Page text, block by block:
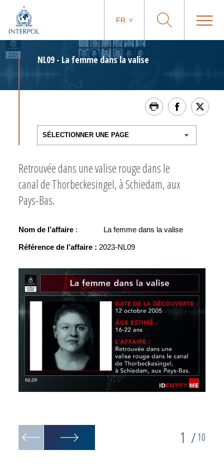
FR
NL09 - La femme dans la valise
Retrouvée dans une valise rouge dans le
canal de Thorbeckesingel, à Schiedam, aux
Pays-Bas.
Nom de l’affaire : La femme dans la valise
Référence de l’affaire : 2023-NL09
1 /10